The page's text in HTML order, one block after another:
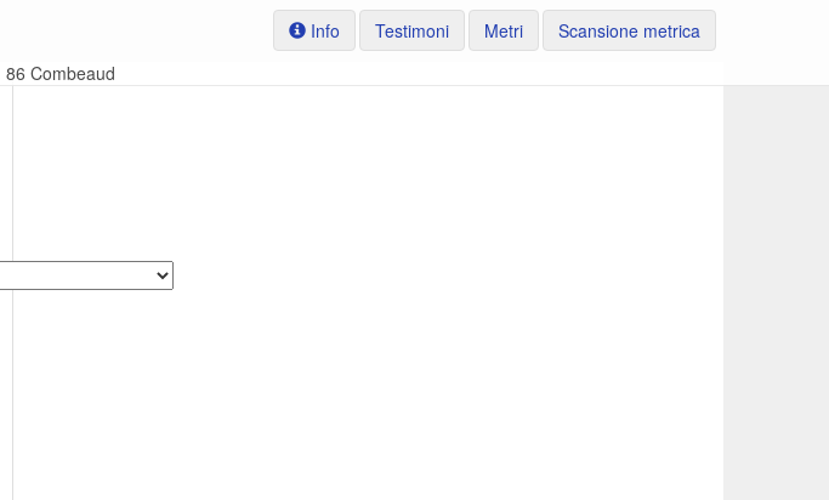
Info Testimoni Metri
Scansione metrica
86 Combeaud